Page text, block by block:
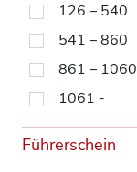
126 – 540
541 – 860
861 – 1060
1061 -
Führerschein